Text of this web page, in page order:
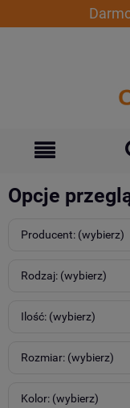
Opcje
Producent: (wybierz)
Rodzaj: (wybierz)
Ilość: (wybierz)
Rozmiar: (wybierz)
Kolor: (wybierz)